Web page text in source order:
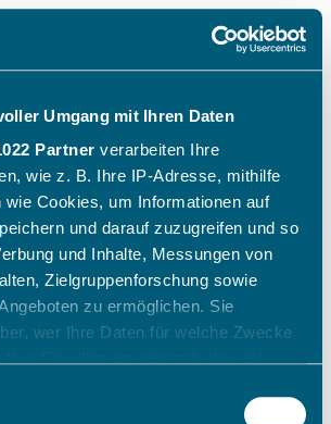
Umgang mit Ihren Daten
Partner verarbeiten Ihre
wie z. B. Ihre IP-Adresse, mithilfe
wie Cookies, um Informationen auf
und darauf zuzugreifen und so
und Inhalte, Messungen von
Zielgruppenforschung sowie
zu ermöglichen. Sie
wer Ihre Daten für welche Zwecke
oder widerrufen